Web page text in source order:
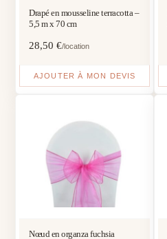
Drapé en mousseline terracotta –
5,5 m x 70 cm
28,50€/location
AJOUTER À MON DEVIS
Nœud en organza fuchsia